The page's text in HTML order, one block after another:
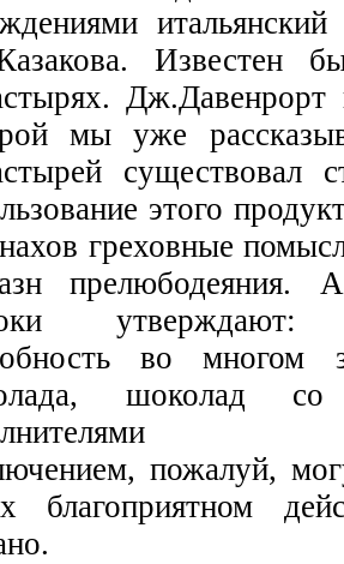
Известен
мы уже
существовал
этого
греховные
утверждают:
во многом
шоколад со
пожалуй,
благоприятном